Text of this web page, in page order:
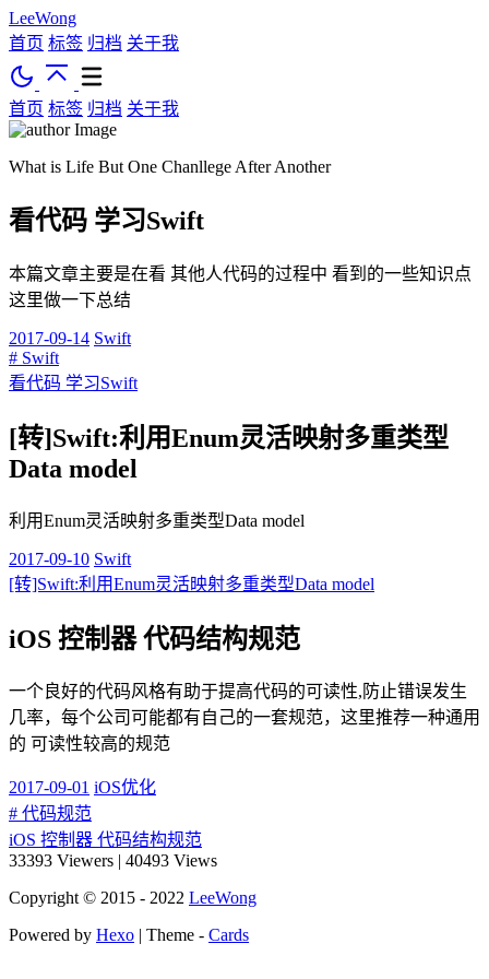
LeeWong
首页 标签 归档 关于我
首页 标签 归档 关于我
What is Life But One Chanllege After Another
看代码 学习Swift
本篇文章主要是在看 其他人代码的过程中 看到的一些知识点
这里做一下总结
2017-09-14 Swift
# Swift
看代码 学习Swift
[转]Swift:利用Enum灵活映射多重类型
Data model
利用Enum灵活映射多重类型Data model
2017-09-10 Swift
[转]Swift:利用Enum灵活映射多重类型Data model
iOS 控制器 代码结构规范
一个良好的代码风格有助于提高代码的可读性,防止错误发生
几率，每个公司可能都有自己的一套规范，这里推荐一种通用
的 可读性较高的规范
2017-09-01 iOS优化
# 代码规范
iOS 控制器 代码结构规范
33393 Viewers | 40493 Views
Copyright © 2015 - 2022 LeeWong
Powered by Hexo | Theme - Cards